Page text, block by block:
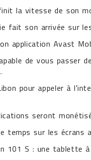
la vitesse de son
fait son arrivée sur
application Avast
de vous passer
pour appeler à
seront
temps sur les écrans
101 S : une tablette